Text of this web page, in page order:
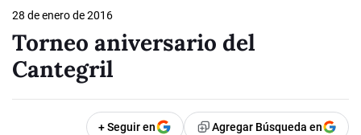
28 de enero de 2016
Torneo aniversario del
Cantegril
+ Seguir en Agregar Búsqueda en